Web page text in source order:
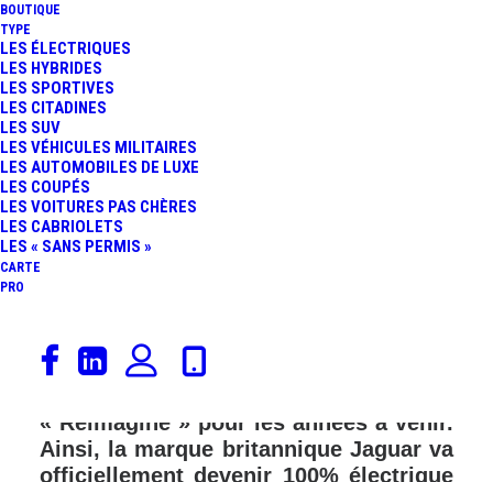
BOUTIQUE
TYPE
LES ÉLECTRIQUES
LES HYBRIDES
LES SPORTIVES
LES CITADINES
LES SUV
LES VÉHICULES MILITAIRES
LES AUTOMOBILES DE LUXE
LES COUPÉS
LES VOITURES PAS CHÈRES
LES CABRIOLETS
LES « SANS PERMIS »
CARTE
PRO
Ce matin, Thierry Bolloré, le nouveau
patron du Groupe JLR (Jaguar Land
« Reimagine » pour les années à venir.
Ainsi, la marque britannique Jaguar va
officiellement devenir 100% électrique